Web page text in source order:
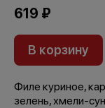
619 ₽
В корзину
Филе куриное,
зелень, хмели-